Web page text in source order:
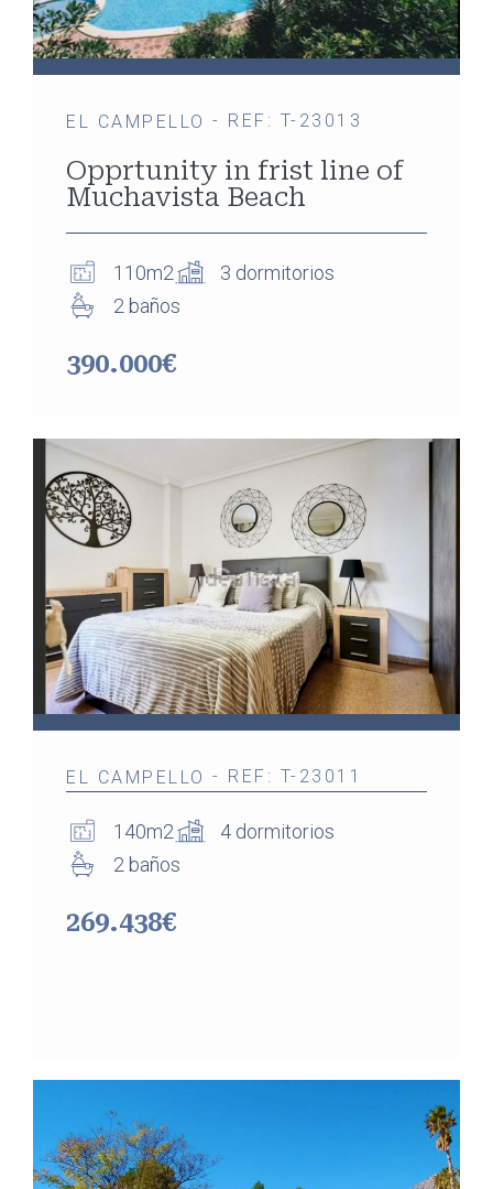
EL CAMPELLO - REF: T-23013
Opprtunity in frist line of
Muchavista Beach
110m2
3 dormitorios
2 baños
390.000€
EL CAMPELLO - REF: T-23011
140m2
4 dormitorios
2 baños
269.438€